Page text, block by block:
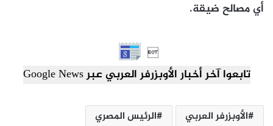
أي مصالح ضيقة.

تابعوا آخر أخبار الأوبزرفر العربي عبر Google News
الأوبزرفر العربي
الرئيس المصري